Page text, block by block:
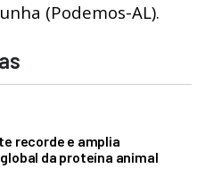
(Podemos-AL).
recorde e amplia
da proteína animal